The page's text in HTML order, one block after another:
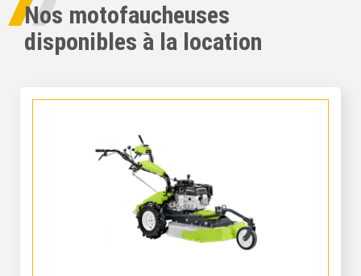
Nos motofaucheuses
disponibles à la location